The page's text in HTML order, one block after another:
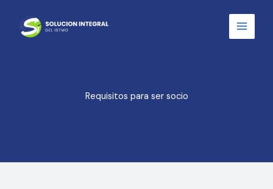
contenido
Requisitos para ser socio